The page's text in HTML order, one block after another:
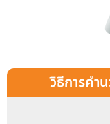
วิธีการคำ